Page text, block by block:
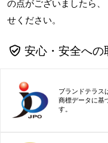
の点がございましたら、
せください。
安心・安全への
ブランドテラス
商標データに基
す。